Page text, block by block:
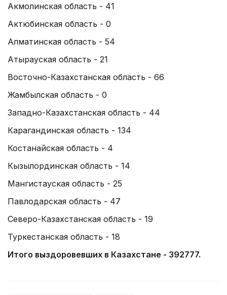
Акмолинская область - 41
Актюбинская область - 0
Алматинская область - 54
Атырауская область - 21
Восточно-Казахстанская область - 66
Жамбылская область - 0
Западно-Казахстанская область - 44
Карагандинская область - 134
Костанайская область - 4
Кызылординская область - 14
Мангистауская область - 25
Павлодарская область - 47
Северо-Казахстанская область - 19
Туркестанская область - 18
Итого выздоровевших в Казахстане - 392777.